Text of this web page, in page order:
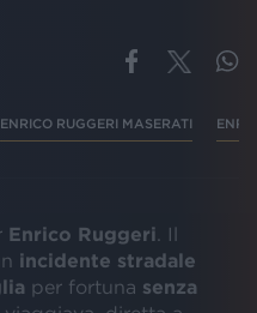
ENRICO RUGGERI MASERATI
Enrico Ruggeri . Il
incidente stradale
per fortuna senza